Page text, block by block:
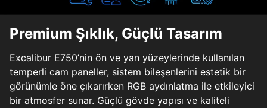
Premium Şıklık, Güçlü Tasarım
Excalibur E750’nin ön ve yan yüzeylerinde kullanılan
temperli cam paneller, sistem bileşenlerini estetik bir
görünümle öne çıkarırken RGB aydınlatma ile etkileyici
bir atmosfer sunar. Güçlü gövde yapısı ve kaliteli